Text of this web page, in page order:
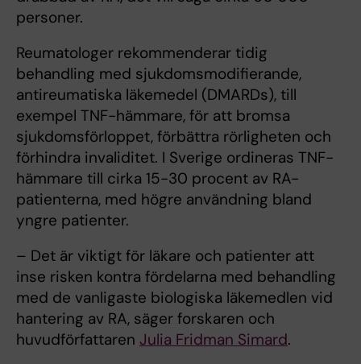
personer.
Reumatologer rekommenderar tidig
behandling med sjukdomsmodifierande,
antireumatiska läkemedel (DMARDs), till
exempel TNF-hämmare, för att bromsa
sjukdomsförloppet, förbättra rörligheten och
förhindra invaliditet. I Sverige ordineras TNF-
hämmare till cirka 15-30 procent av RA-
patienterna, med högre användning bland
yngre patienter.
– Det är viktigt för läkare och patienter att
inse risken kontra fördelarna med behandling
med de vanligaste biologiska läkemedlen vid
hantering av RA, säger forskaren och
huvudförfattaren Julia Fridman Simard.